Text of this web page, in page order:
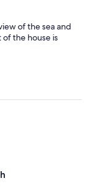
of the sea and
the house is